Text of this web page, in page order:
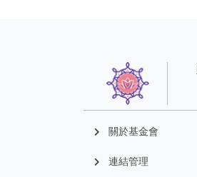
關於基金會
連結管理